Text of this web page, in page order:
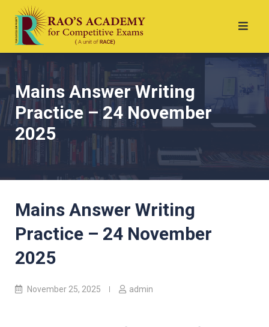
Mains Answer Writing
Practice – 24 November
2025
Mains Answer Writing
Practice – 24 November
2025
November 25, 2025 admin